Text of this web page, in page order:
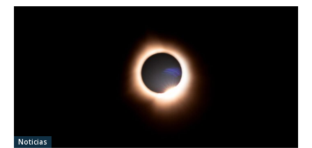
Noticias